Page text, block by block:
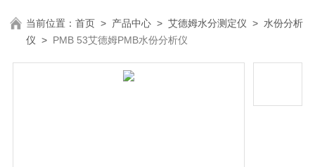
当前位置：首页 > 产品中心 >艾德姆水分测定仪 > 水份分析
仪 > PMB 53艾德姆PMB水份分析仪